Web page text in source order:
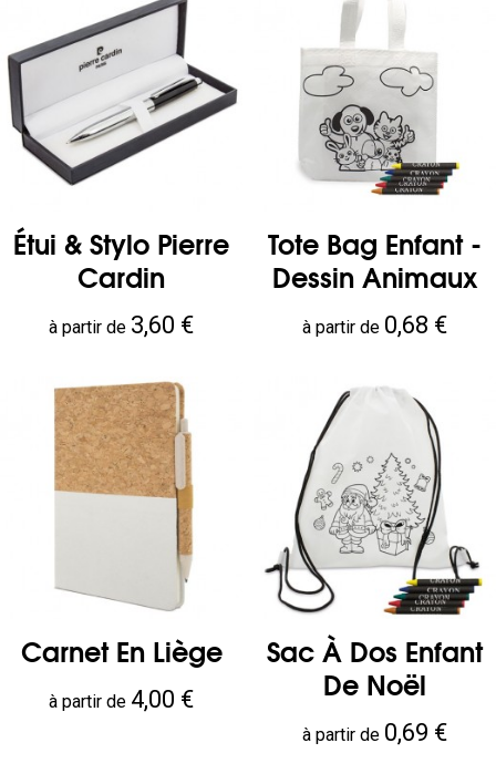
Étui & Stylo Pierre
Cardin
Prix
à partir de 3,60 €
Tote Bag Enfant -
Dessin Animaux
Prix
à partir de 0,68 €
Carnet En Liège
Prix
à partir de 4,00 €
Sac À Dos Enfant
De Noël
Prix
à partir de 0,69 €